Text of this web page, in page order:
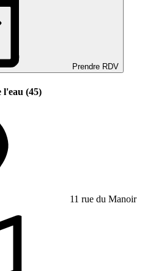
Prendre RDV
l'eau (45)
11 rue du Manoir